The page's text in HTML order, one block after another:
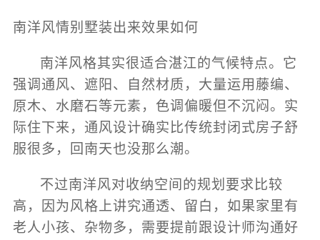
南洋风情别墅装出来效果如何
南洋风格其实很适合湛江的气候特点。它
强调通风、遮阳、自然材质，大量运用藤编、
原木、水磨石等元素，色调偏暖但不沉闷。实
际住下来，通风设计确实比传统封闭式房子舒
服很多，回南天也没那么潮。
不过南洋风对收纳空间的规划要求比较
高，因为风格上讲究通透、留白，如果家里有
老人小孩、杂物多，需要提前跟设计师沟通好